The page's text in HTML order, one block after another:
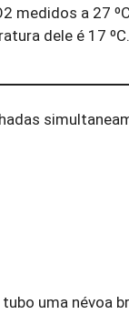
2 medidos a 27
dele é 17 ºC.
uma névoa